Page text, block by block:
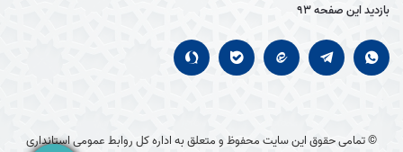
بازدید این صفحه93
© تمامی حقوق این سایت محفوظ و متعلق به اداره کل روابط عمومی استانداری